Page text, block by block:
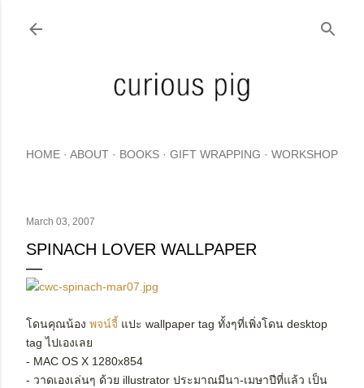
HOME ABOUT BOOKS GIFT WRAPPING WORKSHOP
March 03, 2007
SPINACH LOVER WALLPAPER
โดนคุณน้อง พจน์จี้ แปะ wallpaper tag ทั้งๆที่เพิ่งโดน desktop
tag ไปเองเลย
- MAC OS X 1280x854
- วาดเองเล่นๆ ด้วย illustrator ประมาณมีนา-เมษาปีที่แล้ว เป็น